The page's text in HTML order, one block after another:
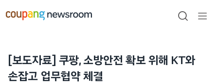
건너뛰기
검색
[보도자료] 쿠팡, 소방안전 확보 위해 KT와
손잡고 업무협약 체결